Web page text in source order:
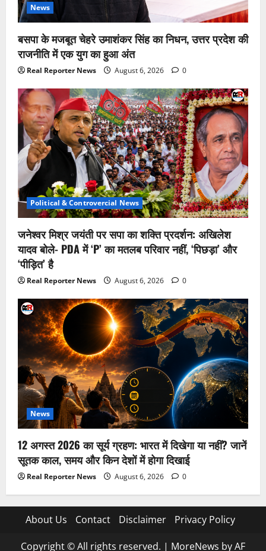
News
बसपा के मजबूत चेहरे उमाशंकर सिंह का निधन, उत्तर प्रदेश की
राजनीति में एक युग का हुआ अंत
Real Reporter News August 6, 2026 0
Political & Controvercial News
जनेश्वर मिश्र जयंती पर सपा का शक्ति प्रदर्शन: अखिलेश
यादव बोले- PDA में ‘P’ का मतलब परिवार नहीं, ‘पिछड़ा’ और
‘पीड़ित’ है
Real Reporter News August 6, 2026 0
News
12 अगस्त 2026 का सूर्य ग्रहण: भारत में दिखेगा या नहीं? जानें
सूतक काल, समय और किन देशों में होगा दिखाई
Real Reporter News August 6, 2026 0
About Us Contact Disclaimer Privacy Policy
Copyright © All rights reserved. | MoreNews by AF